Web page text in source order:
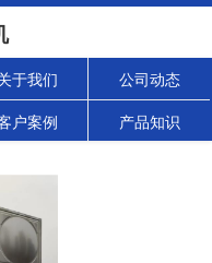
于我们 公司动态
户案例 产品知识